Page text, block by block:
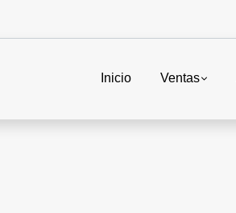
Inicio Ventas